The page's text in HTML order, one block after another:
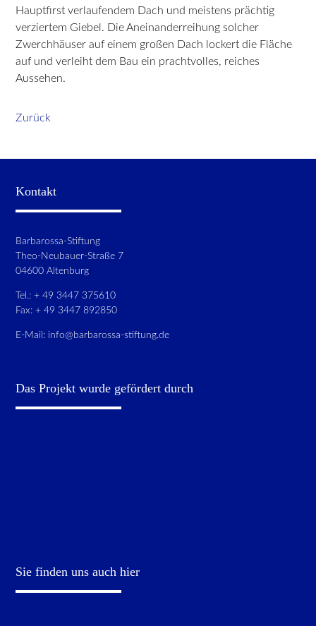
Hauptfirst verlaufendem Dach und meistens prächtig
verziertem Giebel. Die Aneinanderreihung solcher
Zwerchhäuser auf einem großen Dach lockert die Fläche
auf und verleiht dem Bau ein prachtvolles, reiches
Aussehen.
Zurück
Kontakt
Barbarossa-Stiftung
Theo-Neubauer-Straße 7
04600 Altenburg
Tel.: + 49 3447 375610
Fax: + 49 3447 892850
E-Mail: info@barbarossa-stiftung.de
Das Projekt wurde gefördert durch
Sie finden uns auch hier